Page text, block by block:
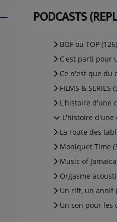
PODCASTS
BOF ou TOP (126)
C'est parti pour
Ce n'est que du
FILMS & SERIES
L'histoire d'une
L'histoire d'une
La route des
Moniquet Time
Music of
Orgasme
Un riff, un annif
Un son pour les